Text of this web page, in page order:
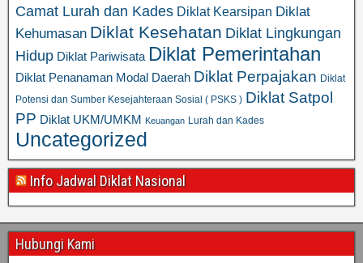
Camat Lurah dan Kades Diklat Kearsipan Diklat
Kehumasan Diklat Kesehatan Diklat Lingkungan
Hidup Diklat Pariwisata Diklat Pemerintahan
Diklat Penanaman Modal Daerah Diklat Perpajakan Diklat
Potensi dan Sumber Kesejahteraan Sosial ( PSKS ) Diklat Satpol
PP Diklat UKM/UMKM Keuangan Lurah dan Kades
Uncategorized
Info Jadwal Diklat Nasional
Hubungi Kami